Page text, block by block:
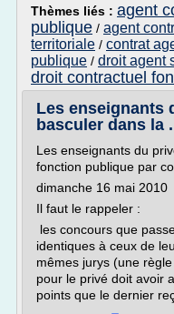
Thèmes liés : agent
publique / agent
territoriale / contrat
publique / droit agent
droit contractuel
Les enseignants
basculer dans la
Les enseignants du
fonction publique par
dimanche 16 mai 2010
Il faut le rappeler :
les concours que
identiques à ceux de
mêmes jurys (une
pour le privé doit avoir
points que le dernier